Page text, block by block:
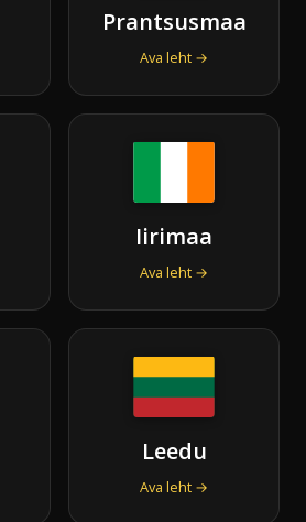
Prantsusmaa
Ava leht →
Iirimaa
Ava leht →
Leedu
Ava leht →